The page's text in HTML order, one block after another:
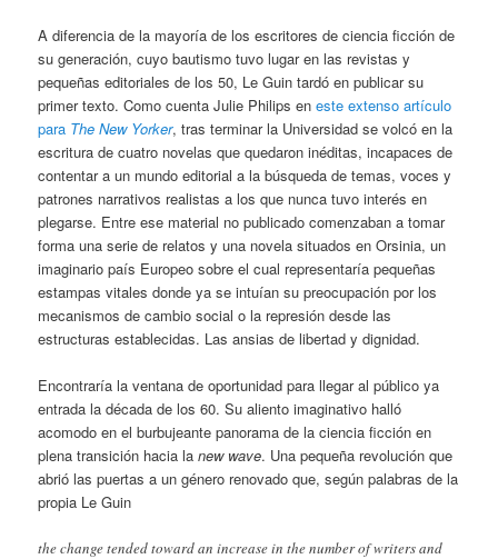
A diferencia de la mayoría de los escritores de ciencia ficción de
su generación, cuyo bautismo tuvo lugar en las revistas y
pequeñas editoriales de los 50, Le Guin tardó en publicar su
primer texto. Como cuenta Julie Philips eneste extenso artículo
para The New Yorker, tras terminar la Universidad se volcó en la
escritura de cuatro novelas que quedaron inéditas, incapaces de
contentar a un mundo editorial a la búsqueda de temas, voces y
patrones narrativos realistas a los que nunca tuvo interés en
plegarse. Entre ese material no publicado comenzaban a tomar
forma una serie de relatos y una novela situados en Orsinia, un
imaginario país Europeo sobre el cual representaría pequeñas
estampas vitales donde ya se intuían su preocupación por los
mecanismos de cambio social o la represión desde las
estructuras establecidas. Las ansias de libertad y dignidad.
Encontraría la ventana de oportunidad para llegar al público ya
entrada la década de los 60. Su aliento imaginativo halló
acomodo en el burbujeante panorama de la ciencia ficción en
plena transición hacia lanew wave. Una pequeña revolución que
abrió las puertas a un género renovado que, según palabras de la
propia Le Guin
the change tended toward an increase in the number of writers and